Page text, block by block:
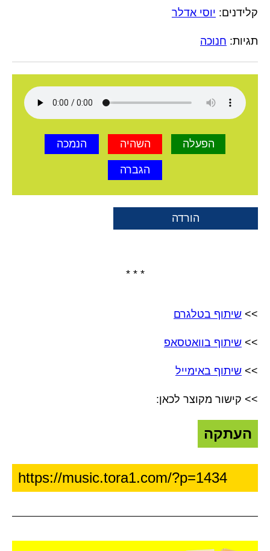
קלידנים: יוסי אדלר
תגיות: חנוכה
הפעלה השהיה הנמכה
הגברה
הורדה
* * *
>> שיתוף בטלגרם
>> שיתוף בוואטסאפ
>> שיתוף באימייל
>> קישור מקוצר לכאן:
העתקה